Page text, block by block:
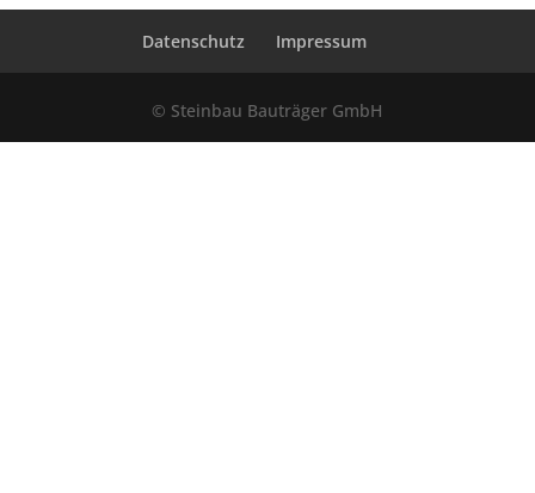
Datenschutz Impressum
© Steinbau Bauträger GmbH